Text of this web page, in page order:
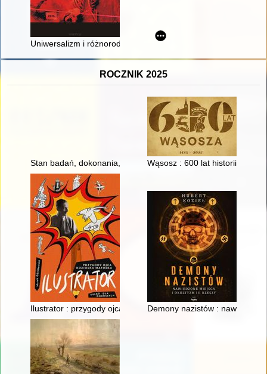
Uniwersalizm i różnorodność : grób w badaniach
ROCZNIK 2025
Stan badań, dokonania, perspektywy: historia kobiet w II
Wąsosz : 600 lat historii
Ilustrator : przygody ojca Koziołka Matołka : tylko dla dorosłych
Demony nazistów :